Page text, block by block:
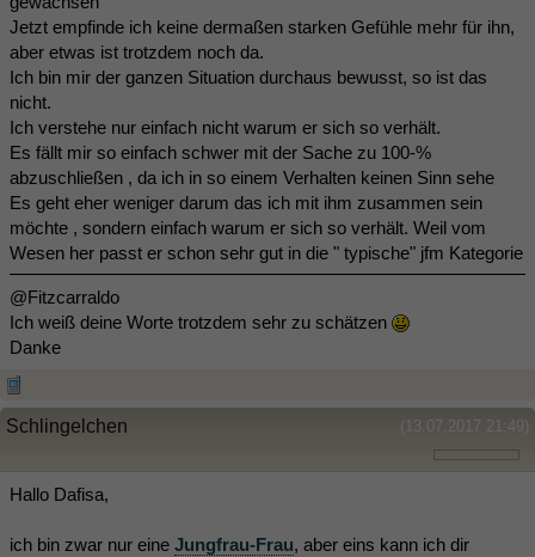
Jetzt empfinde ich keine dermaßen starken Gefühle mehr für ihn,
aber etwas ist trotzdem noch da.
Ich bin mir der ganzen Situation durchaus bewusst, so ist das
nicht.
Ich verstehe nur einfach nicht warum er sich so verhält.
Es fällt mir so einfach schwer mit der Sache zu 100-%
abzuschließen , da ich in so einem Verhalten keinen Sinn sehe
Es geht eher weniger darum das ich mit ihm zusammen sein
möchte , sondern einfach warum er sich so verhält. Weil vom
Wesen her passt er schon sehr gut in die " typische" jfm Kategorie
@Fitzcarraldo
Ich weiß deine Worte trotzdem sehr zu schätzen
Danke
(13.07.2017 21:49)
Schlingelchen
Hallo Dafisa,
ich bin zwar nur eine Jungfrau-Frau, aber eins kann ich dir